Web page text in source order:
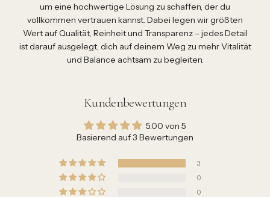
um eine hochwertige Lösung zu schaffen, der du
vollkommen vertrauen kannst. Dabei legen wir größten
Wert auf Qualität, Reinheit und Transparenz – jedes Detail
ist darauf ausgelegt, dich auf deinem Weg zu mehr Vitalität
und Balance achtsam zu begleiten.
Kundenbewertungen
5.00 von 5
Basierend auf 3 Bewertungen
3
0
0